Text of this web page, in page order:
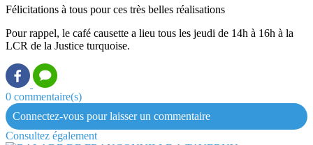
Félicitations à tous pour ces très belles réalisations
Pour rappel, le café causette a lieu tous les jeudi de 14h à 16h à la
LCR de la Justice turquoise.
0 commentaire(s)
Connectez-vous pour laisser un commentaire
Consultez également